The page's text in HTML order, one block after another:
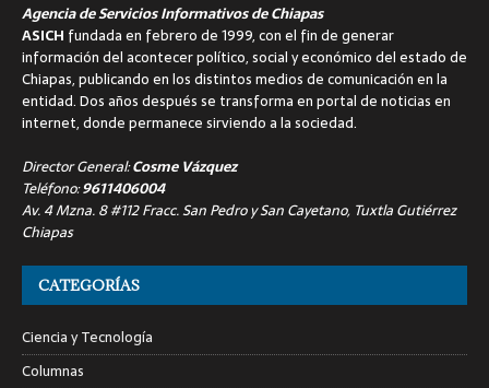
Agencia de Servicios Informativos de Chiapas
ASICH fundada en febrero de 1999, con el fin de generar
información del acontecer político, social y económico del estado de
Chiapas, publicando en los distintos medios de comunicación en la
entidad. Dos años después se transforma en portal de noticias en
internet, donde permanece sirviendo a la sociedad.
Director General:Cosme Vázquez
Teléfono:9611406004
Av. 4 Mzna. 8 #112 Fracc. San Pedro y San Cayetano, Tuxtla Gutiérrez
Chiapas
CATEGORÍAS
Ciencia y Tecnología
Columnas